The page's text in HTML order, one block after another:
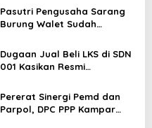
Pasutri Pengusaha Sarang
Burung Walet Sudah
Pelapor Desak Polda Jambi
Segera Lakukan Penahanan
Dugaan Jual Beli LKS di SDN
001 Kasikan Resmi
Kampar, Pemred – Pimum
Metroterkini.id Desak Usut
Kasus Ini
Pererat Sinergi Pemd dan
Parpol, DPC PPP Kampar